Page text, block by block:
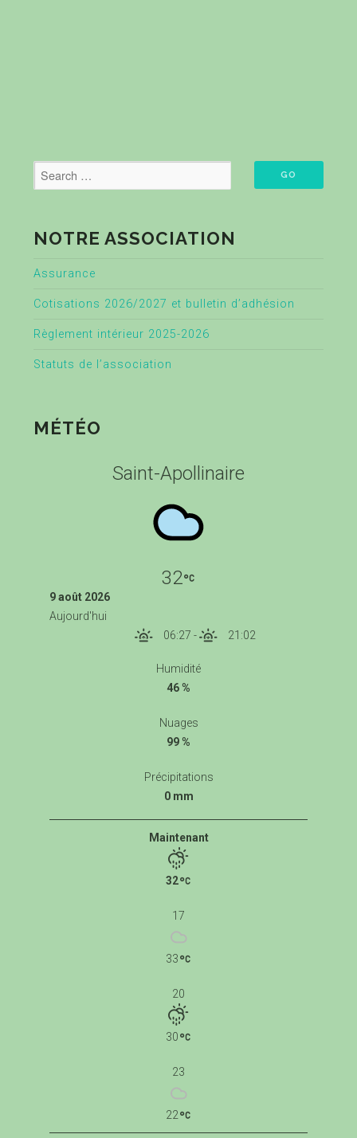
NOTRE ASSOCIATION
Assurance
Cotisations 2026/2027 et bulletin d’adhésion
Règlement intérieur 2025-2026
Statuts de l’association
MÉTÉO
Saint-Apollinaire
32
9 août 2026
Aujourd'hui
06:27 - 21:02
Humidité
46 %
Nuages
99 %
Précipitations
0 mm
Maintenant
32
17
33
20
30
23
22